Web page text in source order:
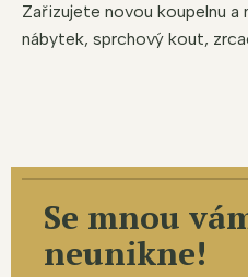
Zařizujete novou koupelnu
nábytek, sprchový kout,
Se mnou
neunikne!